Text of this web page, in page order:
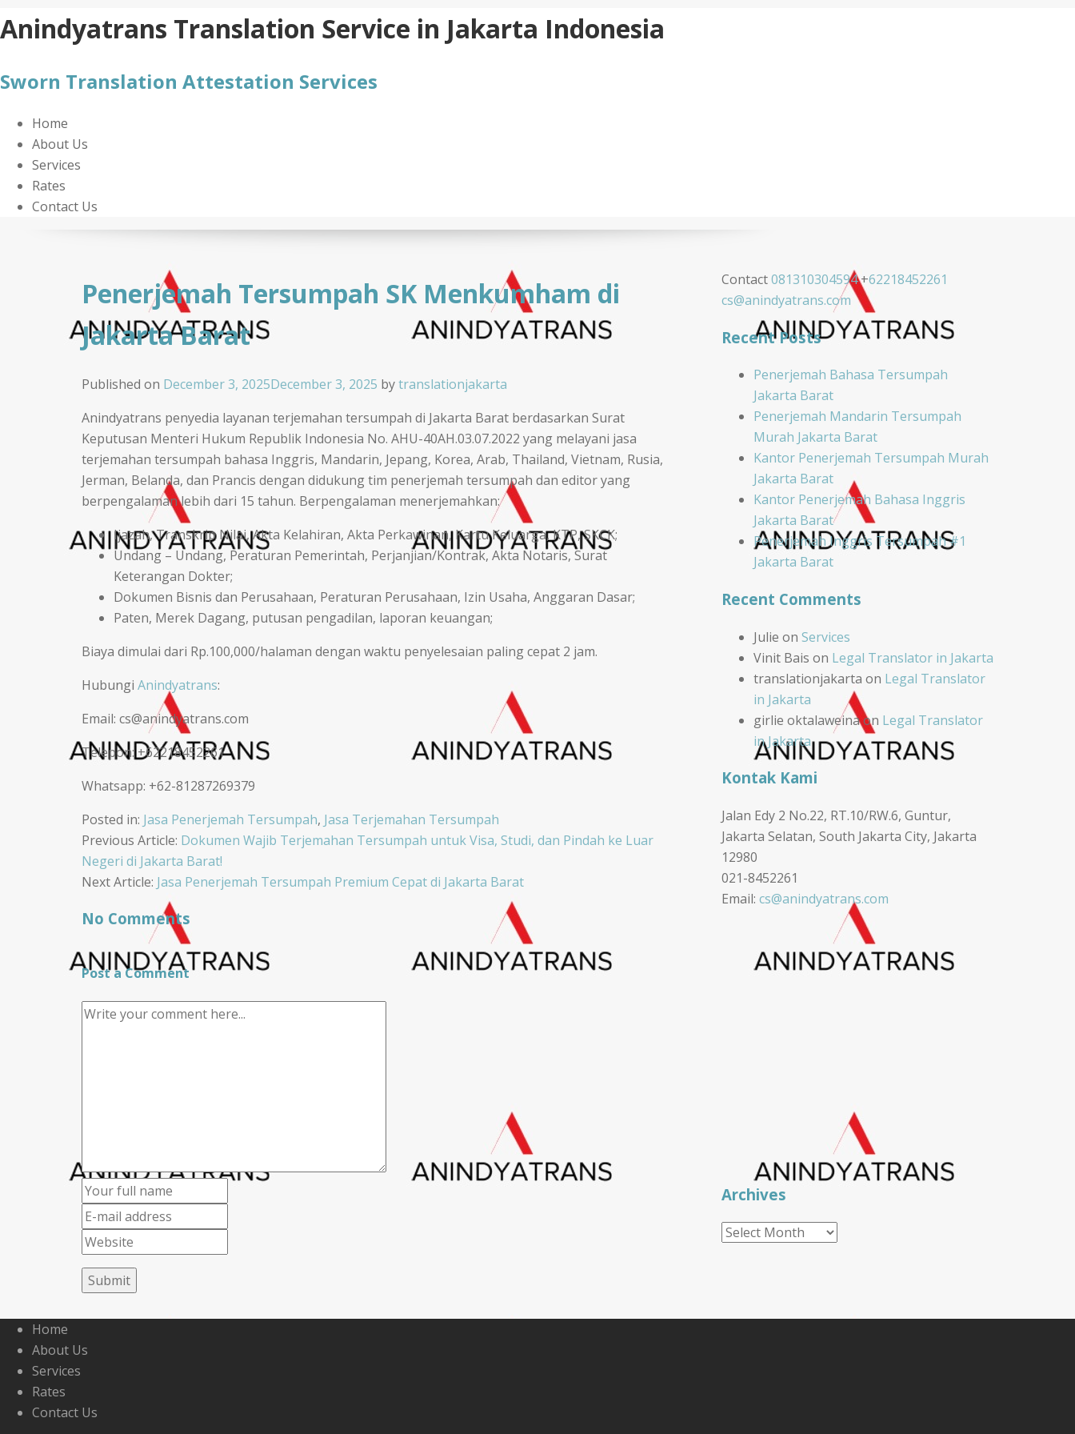
Skip
to
Anindyatrans Translation Service in Jakarta Indonesia
Sworn Translation Attestation Services
Home
About Us
Services
Rates
Contact Us
Penerjemah Tersumpah SK Menkumham di
Jakarta Barat
Published on December 3, 2025December 3, 2025 bytranslationjakarta
Anindyatrans penyedia layanan terjemahan tersumpah di Jakarta Barat berdasarkan Surat
Keputusan Menteri Hukum Republik Indonesia No. AHU-40AH.03.07.2022 yang melayani jasa
terjemahan tersumpah bahasa Inggris, Mandarin, Jepang, Korea, Arab, Thailand, Vietnam, Rusia,
Jerman, Belanda, dan Prancis dengan didukung tim penerjemah tersumpah dan editor yang
berpengalaman lebih dari 15 tahun. Berpengalaman menerjemahkan:
Ijazah, Transkrip Nilai, Akta Kelahiran, Akta Perkawinan, Kartu Keluarga, KTP, SKCK;
Undang – Undang, Peraturan Pemerintah, Perjanjian/Kontrak, Akta Notaris, Surat
Keterangan Dokter;
Dokumen Bisnis dan Perusahaan, Peraturan Perusahaan, Izin Usaha, Anggaran Dasar;
Paten, Merek Dagang, putusan pengadilan, laporan keuangan;
Biaya dimulai dari Rp.100,000/halaman dengan waktu penyelesaian paling cepat 2 jam.
Hubungi Anindyatrans:
Email: cs@anindyatrans.com
Telepon: +62218452261
Whatsapp: +62-81287269379
Posted in: Jasa Penerjemah Tersumpah, Jasa Terjemahan Tersumpah
Post
navigation
Previous Article: Dokumen Wajib Terjemahan Tersumpah untuk Visa, Studi, dan Pindah ke Luar
Negeri di Jakarta Barat!
Next Article: Jasa Penerjemah Tersumpah Premium Cepat di Jakarta Barat
No Comments
Post a Comment
Contact081310304594+62218452261
cs@anindyatrans.com
Recent Posts
Penerjemah Bahasa Tersumpah
Jakarta Barat
Penerjemah Mandarin Tersumpah
Murah Jakarta Barat
Kantor Penerjemah Tersumpah Murah
Jakarta Barat
Kantor Penerjemah Bahasa Inggris
Jakarta Barat
Penerjemah Inggris Tersumpah #1
Jakarta Barat
Recent Comments
Julie on Services
Vinit Bais on Legal Translator in Jakarta
translationjakarta on Legal Translator
in Jakarta
girlie oktalaweinaon Legal Translator
in Jakarta
Kontak Kami
Jalan Edy 2 No.22, RT.10/RW.6, Guntur,
Jakarta Selatan, South Jakarta City, Jakarta
12980
021-8452261
Email: cs@anindyatrans.com
Archives
Archives
Home
About Us
Services
Rates
Contact Us